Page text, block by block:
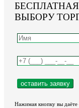
ВЫБОРУ
Нажимая кнопку вы даёте